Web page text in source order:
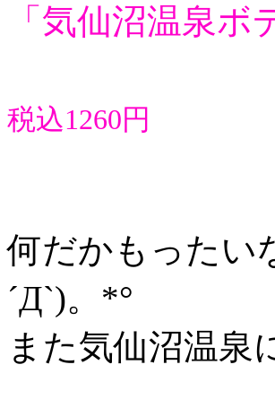
「気仙沼温泉
税込1260円
何だかもったい
´Д`)。*°
また気仙沼温泉